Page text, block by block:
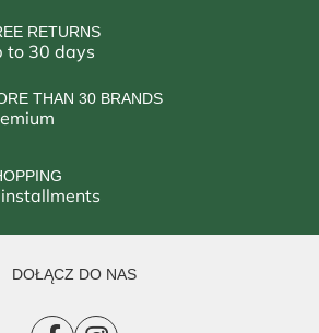
RETURNS
to 30 days
THAN 30 BRANDS
DOŁĄCZ DO NAS